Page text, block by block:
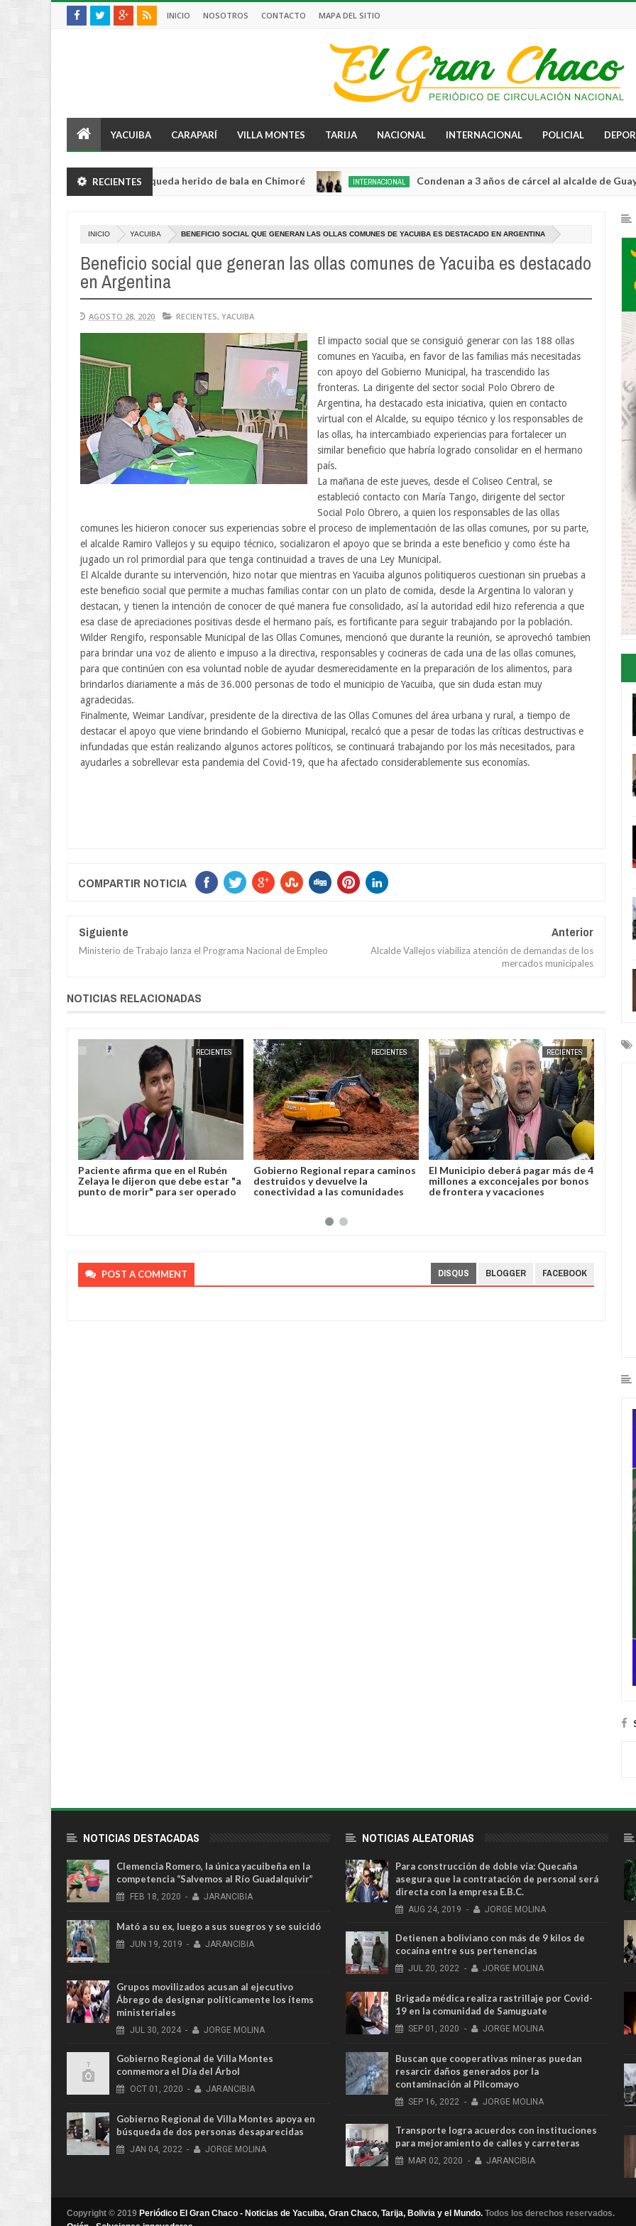
INICIO NOSOTROS CONTACTO MAPA DEL SITIO
YACUIBA CARAPARÍ VILLA MONTES TARIJA NACIONAL INTERNACIONAL POLICIAL
RECIENTES
sufre violento robo y queda herido de bala en Chimoré INTERNACIONAL Condenan a 3 años de cárcel al alcalde de Guayaquil
INICIO YACUIBA BENEFICIO SOCIAL QUE GENERAN LAS OLLAS COMUNES DE YACUIBA ES DESTACADO EN ARGENTINA
Beneficio social que generan las ollas comunes de Yacuiba es destacado
en Argentina
AGOSTO 28, 2020 RECIENTES, YACUIBA
El impacto social que se consiguió generar con las 188 ollas
comunes en Yacuiba, en favor de las familias más necesitadas
con apoyo del Gobierno Municipal, ha trascendido las
fronteras. La dirigente del sector social Polo Obrero de
Argentina, ha destacado esta iniciativa, quien en contacto
virtual con el Alcalde, su equipo técnico y los responsables de
las ollas, ha intercambiado experiencias para fortalecer un
similar beneficio que habría logrado consolidar en el hermano
país.
La mañana de este jueves, desde el Coliseo Central, se
estableció contacto con María Tango, dirigente del sector
Social Polo Obrero, a quien los responsables de las ollas
comunes les hicieron conocer sus experiencias sobre el proceso de implementación de las ollas comunes, por su parte,
el alcalde Ramiro Vallejos y su equipo técnico, socializaron el apoyo que se brinda a este beneficio y como éste ha
jugado un rol primordial para que tenga continuidad a traves de una Ley Municipal.
El Alcalde durante su intervención, hizo notar que mientras en Yacuiba algunos politiqueros cuestionan sin pruebas a
este beneficio social que permite a muchas familias contar con un plato de comida, desde la Argentina lo valoran y
destacan, y tienen la intención de conocer de qué manera fue consolidado, así la autoridad edil hizo referencia a que
esa clase de apreciaciones positivas desde el hermano país, es fortificante para seguir trabajando por la población.
Wilder Rengifo, responsable Municipal de las Ollas Comunes, mencionó que durante la reunión, se aprovechó tambien
para brindar una voz de aliento e impuso a la directiva, responsables y cocineras de cada una de las ollas comunes,
para que continúen con esa voluntad noble de ayudar desmerecidamente en la preparación de los alimentos, para
brindarlos diariamente a más de 36.000 personas de todo el municipio de Yacuiba, que sin duda estan muy
agradecidas.
Finalmente, Weimar Landívar, presidente de la directiva de las Ollas Comunes del área urbana y rural, a tiempo de
destacar el apoyo que viene brindando el Gobierno Municipal, recalcó que a pesar de todas las críticas destructivas e
infundadas que están realizando algunos actores políticos, se continuará trabajando por los más necesitados, para
ayudarles a sobrellevar esta pandemia del Covid-19, que ha afectado considerablemente sus economías.
COMPARTIR NOTICIA
Siguiente
Ministerio de Trabajo lanza el Programa Nacional de Empleo
Anterior
Alcalde Vallejos viabiliza atención de demandas de los
mercados municipales
NOTICIAS RELACIONADAS
JUN 2026
RECIENTES
Paciente afirma que en el Rubén
Zelaya le dijeron que debe estar "a
punto de morir" para ser operado
RECIENTES
Gobierno Regional repara caminos
destruidos y devuelve la
conectividad a las comunidades
RECIENTES
El Municipio deberá pagar más de 4
millones a exconcejales por bonos
de frontera y vacaciones
con
JORGE MOLINA
POST A COMMENT DISQUS BLOGGER FACEBOOK
NOTICIAS DESTACADAS
Clemencia Romero, la única yacuibeña en la
competencia “Salvemos al Río Guadalquivir”
FEB 18, 2020 - JARANCIBIA
Mató a su ex, luego a sus suegros y se suicidó
JUN 19, 2019 - JARANCIBIA
Grupos movilizados acusan al ejecutivo
Ábrego de designar políticamente los ítems
ministeriales
JUL 30, 2024 - JORGE MOLINA
Gobierno Regional de Villa Montes
conmemora el Día del Árbol
OCT 01, 2020 - JARANCIBIA
Gobierno Regional de Villa Montes apoya en
búsqueda de dos personas desaparecidas
JAN 04, 2022 - JORGE MOLINA
NOTICIAS ALEATORIAS
Para construcción de doble vía: Quecaña
asegura que la contratación de personal será
directa con la empresa E.B.C.
AUG 24, 2019 - JORGE MOLINA
Detienen a boliviano con más de 9 kilos de
cocaína entre sus pertenencias
JUL 20, 2022 - JORGE MOLINA
Brigada médica realiza rastrillaje por Covid-
19 en la comunidad de Samuguate
SEP 01, 2020 - JORGE MOLINA
Buscan que cooperativas mineras puedan
resarcir daños generados por la
contaminación al Pilcomayo
SEP 16, 2022 - JORGE MOLINA
Transporte logra acuerdos con instituciones
para mejoramiento de calles y carreteras
MAR 02, 2020 - JARANCIBIA
Copyright © 2019 Periódico El Gran Chaco - Noticias de Yacuiba, Gran Chaco, Tarija, Bolivia y el Mundo. Todos los derechos reservados.